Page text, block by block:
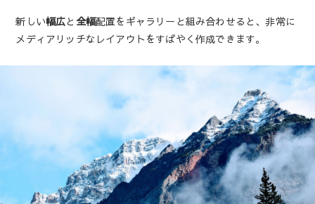
新しい幅広と 全幅配置をギャラリーと組み合わせると、非常に
メディアリッチなレイアウトをすばやく作成できます。